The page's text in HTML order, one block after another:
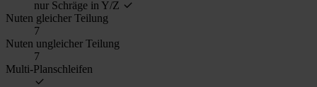
nur Schräge in Y/Z
Nuten gleicher Teilung
7
Nuten ungleicher Teilung
7
Multi-Planschleifen